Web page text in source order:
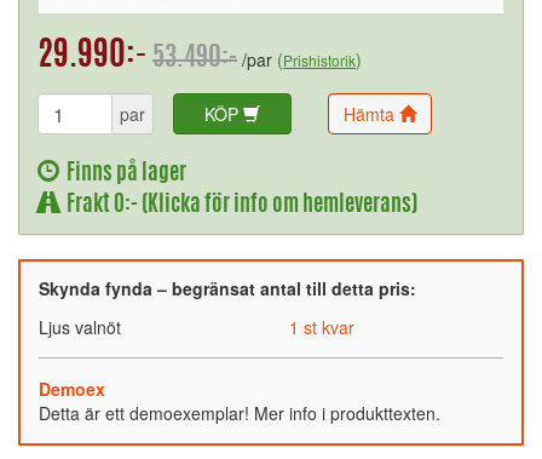
29.990:- 53.490:- /par (Prishistorik)
par KÖP Hämta
Finns på lager
Frakt 0:- (Klicka för info om hemleverans)
Skynda fynda – begränsat antal till detta pris:
Ljus valnöt
1 st kvar
Demoex
Detta är ett demoexemplar! Mer info i produkttexten.